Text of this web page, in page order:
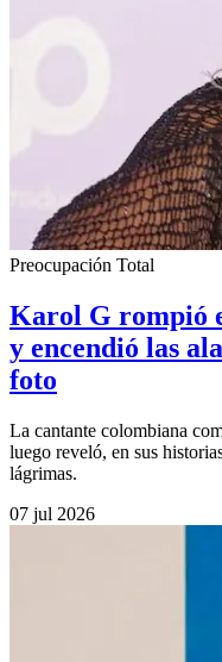
Preocupación Total
Karol G rompió
y encendió las
foto
La cantante colombiana
luego reveló, en sus
lágrimas.
07 jul 2026